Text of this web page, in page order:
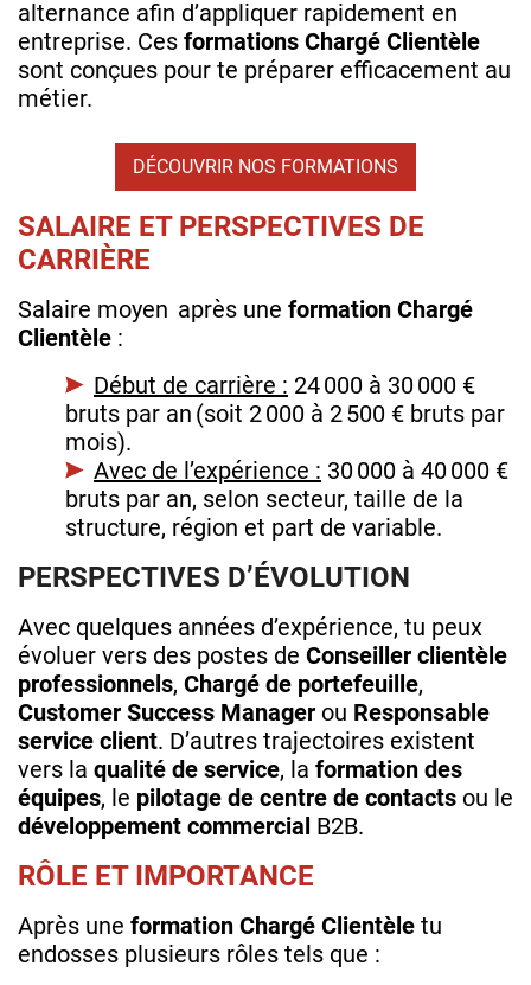
alternance afin d’appliquer rapidement en
entreprise. Ces formations Chargé Clientèle
sont conçues pour te préparer efficacement au
métier.
DÉCOUVRIR NOS FORMATIONS
SALAIRE ET PERSPECTIVES DE
CARRIÈRE
Salaire moyen après une formation Chargé
Clientèle :
Début de carrière : 24 000 à 30 000 €
bruts par an (soit 2 000 à 2 500 € bruts par
mois).
Avec de l’expérience : 30 000 à 40 000 €
bruts par an, selon secteur, taille de la
structure, région et part de variable.
PERSPECTIVES D’ÉVOLUTION
Avec quelques années d’expérience, tu peux
évoluer vers des postes de Conseiller clientèle
professionnels, Chargé de portefeuille,
Customer Success Manager ou Responsable
service client. D’autres trajectoires existent
vers la qualité de service, la formation des
équipes, le pilotage de centre de contacts ou le
développement commercial B2B.
RÔLE ET IMPORTANCE
Après une formation Chargé Clientèle tu
endosses plusieurs rôles tels que :